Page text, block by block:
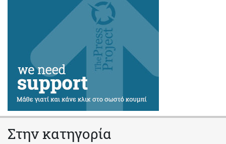
Στην κατηγορία